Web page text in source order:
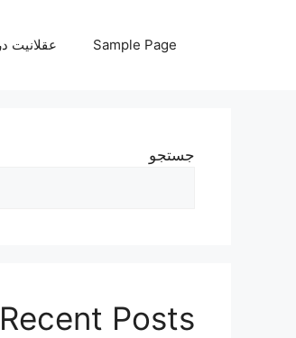
Sample Page عقلانیت
جستجو
Recent Posts